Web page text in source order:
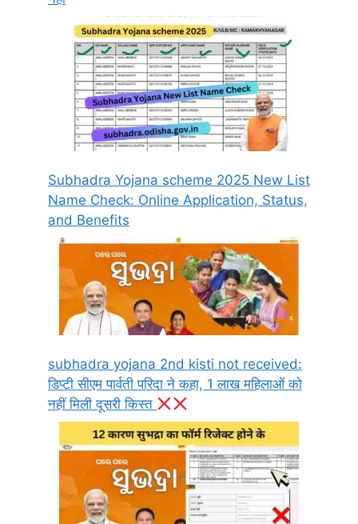
Subhadra Yojana scheme 2025 New List
Name Check: Online Application, Status,
and Benefits
subhadra yojana 2nd kisti not received:
डिप्टी सीएम पार्वती परिदा ने कहा, 1 लाख महिलाओं को
नहीं मिली दूसरी किस्त